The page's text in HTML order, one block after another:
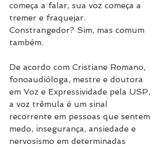
começa a falar, sua voz começa a
tremer e fraquejar.
Constrangedor? Sim, mas comum
também.
De acordo com Cristiane Romano,
fonoaudióloga, mestre e doutora
em Voz e Expressividade pela USP,
a voz trêmula é um sinal
recorrente em pessoas que sentem
medo, insegurança, ansiedade e
nervosismo em determinadas